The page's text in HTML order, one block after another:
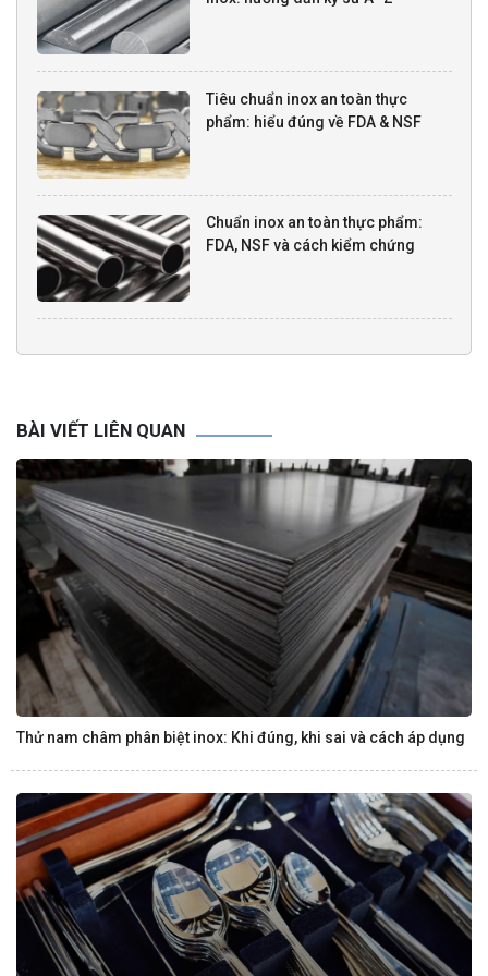
Tiêu chuẩn inox an toàn thực
phẩm: hiểu đúng về FDA & NSF
Chuẩn inox an toàn thực phẩm:
FDA, NSF và cách kiểm chứng
BÀI VIẾT LIÊN QUAN
Thử nam châm phân biệt inox: Khi đúng, khi sai và cách áp dụng